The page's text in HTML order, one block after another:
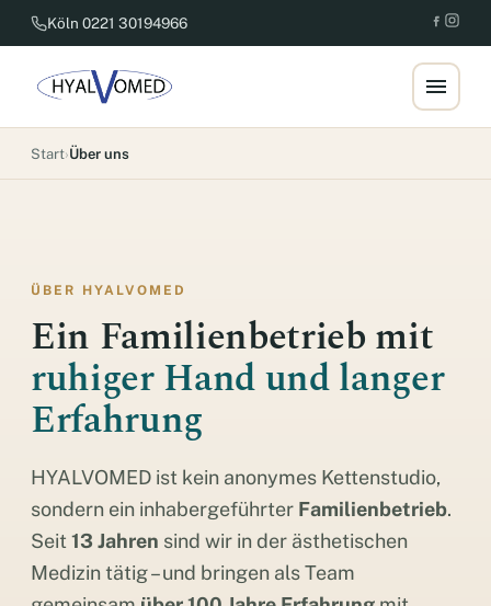
Köln 0221 30194966
Start›Über uns
ÜBER HYALVOMED
Ein Familienbetrieb mit
ruhiger Hand und langer
Erfahrung
HYALVOMED ist kein anonymes Kettenstudio,
sondern ein inhabergeführter Familienbetrieb.
Seit 13 Jahren sind wir in der ästhetischen
Medizin tätig – und bringen als Team